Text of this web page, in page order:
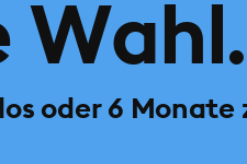
Wahl.
oder 6 Monate